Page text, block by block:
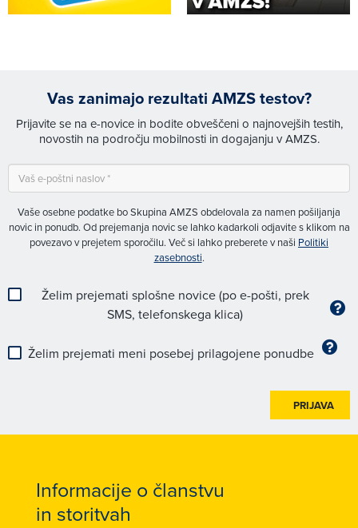
Vas zanimajo rezultati AMZS testov?
Prijavite se na e-novice in bodite obveščeni o najnovejših testih,
novostih na področju mobilnosti in dogajanju v AMZS.
Vaše osebne podatke bo Skupina AMZS obdelovala za namen pošiljanja
novic in ponudb. Od prejemanja novic se lahko kadarkoli odjavite s klikom na
povezavo v prejetem sporočilu. Več si lahko preberete v naši Politiki
zasebnosti.
Želim prejemati splošne novice (po e-pošti, prek
SMS, telefonskega klica)
Želim prejemati meni posebej prilagojene ponudbe
PRIJAVA
Informacije o članstvu
in storitvah